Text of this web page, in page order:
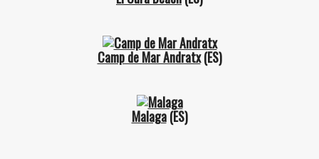
Camp de Mar Andratx(ES)
Malaga(ES)